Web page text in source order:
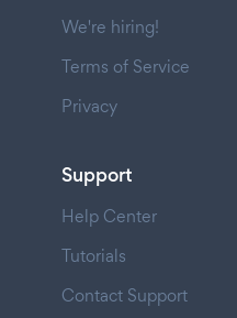
We're hiring!
Terms of Service
Privacy
Support
Help Center
Tutorials
Contact Support